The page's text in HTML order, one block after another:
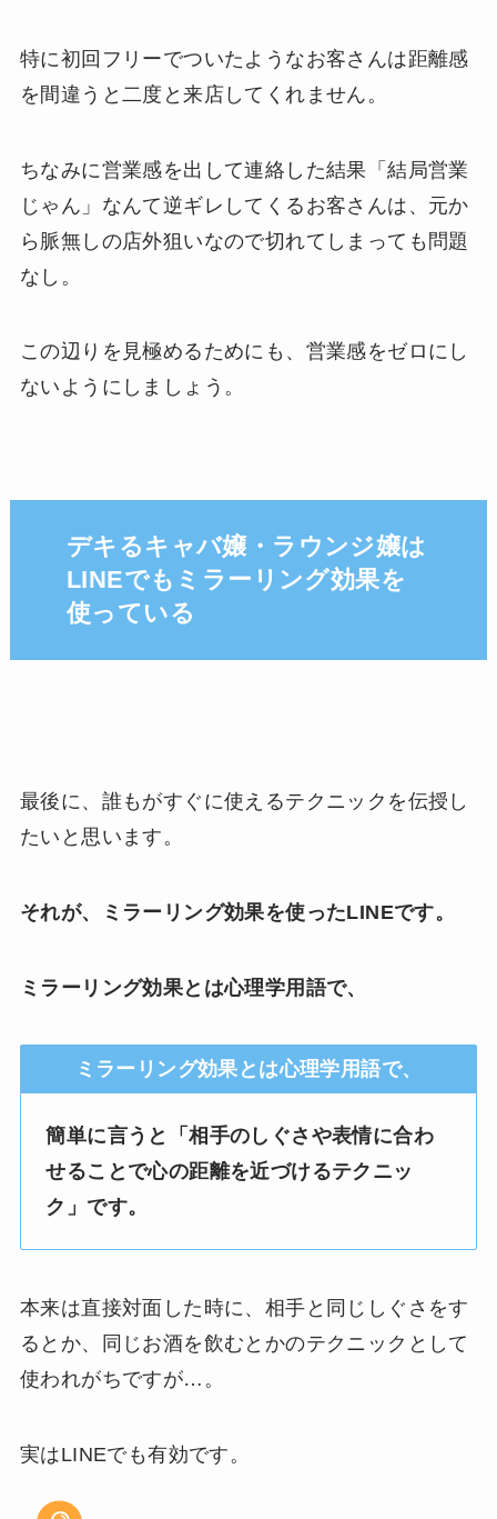
特に初回フリーでついたようなお客さんは距離感
を間違うと二度と来店してくれません。
ちなみに営業感を出して連絡した結果「結局営業
じゃん」なんて逆ギレしてくるお客さんは、元か
ら脈無しの店外狙いなので切れてしまっても問題
なし。
この辺りを見極めるためにも、営業感をゼロにし
ないようにしましょう。
デキるキャバ嬢・ラウンジ嬢は
LINEでもミラーリング効果を
使っている
最後に、誰もがすぐに使えるテクニックを伝授し
たいと思います。
それが、ミラーリング効果を使ったLINEです。
ミラーリング効果とは心理学用語で、
ミラーリング効果とは心理学用語で、
簡単に言うと「相手のしぐさや表情に合わ
せることで心の距離を近づけるテクニッ
ク」です。
本来は直接対面した時に、相手と同じしぐさをす
るとか、同じお酒を飲むとかのテクニックとして
使われがちですが…。
実はLINEでも有効です。